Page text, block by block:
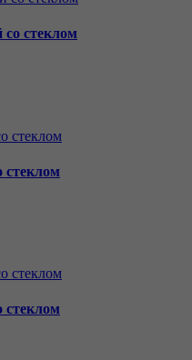
стеклом
стеклом
стеклом